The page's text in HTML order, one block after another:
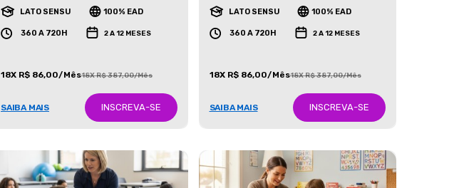
LATO SENSU 100% EAD
360 A 720H 2 A 12 MESES
18X R$ 86,00/Mês18X R$ 387,00/Mês
SAIBA MAIS INSCREVA-SE
LATO SENSU 100% EAD
360 A 720H 2 A 12 MESES
18X R$ 86,00/Mês18X R$ 387,00/Mês
SAIBA MAIS INSCREVA-SE